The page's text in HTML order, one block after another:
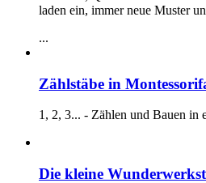
laden ein, immer neue Muster
...
Zählstäbe in
1, 2, 3... - Zählen und Bauen in
Die kleine